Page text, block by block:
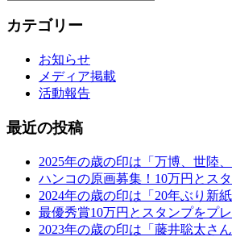
カテゴリー
お知らせ
メディア掲載
活動報告
最近の投稿
2025年の歳の印は「万博、世陸
ハンコの原画募集！10万円とス
2024年の歳の印は「20年ぶり新
最優秀賞10万円とスタンプをプレ
2023年の歳の印は「藤井聡太さ